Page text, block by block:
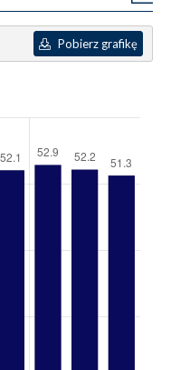
Pobierz grafikę